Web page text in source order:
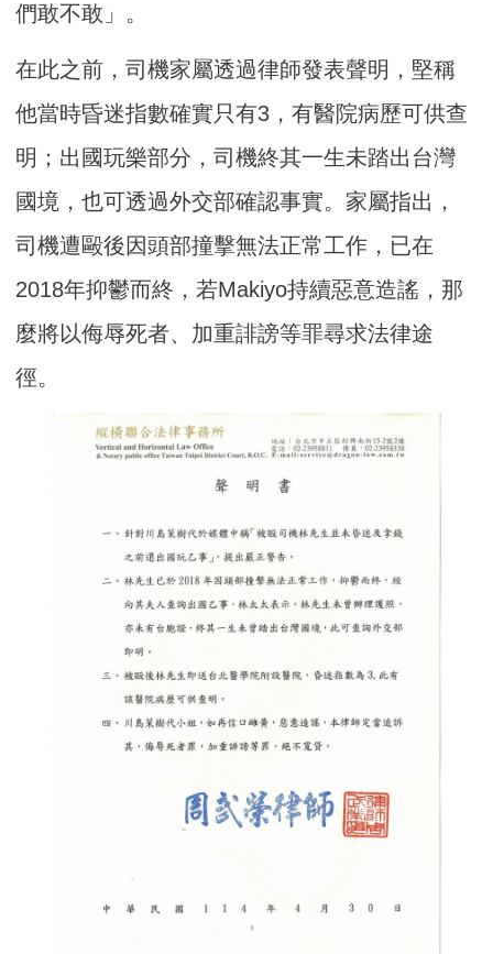
們敢不敢」。
在此之前，司機家屬透過律師發表聲明，堅稱
他當時昏迷指數確實只有3，有醫院病歷可供查
明；出國玩樂部分，司機終其一生未踏出台灣
國境，也可透過外交部確認事實。家屬指出，
司機遭毆後因頭部撞擊無法正常工作，已在
2018年抑鬱而終，若Makiyo持續惡意造謠，那
麼將以侮辱死者、加重誹謗等罪尋求法律途
徑。